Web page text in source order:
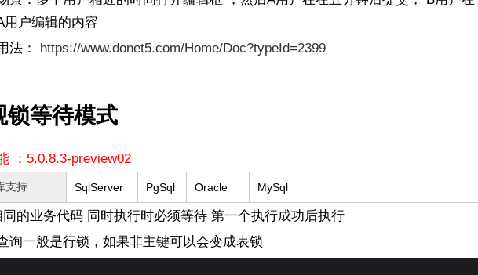
用户编辑的内容
法： https://www.donet5.com/Home/Doc?typeId=2399
锁等待模式
：5.0.8.3-preview02
支持 SqlServer PgSql Oracle MySql
同的业务代码 同时执行时必须等待 第一个执行成功后执行
询一般是行锁，如果非主键可以会变成表锁